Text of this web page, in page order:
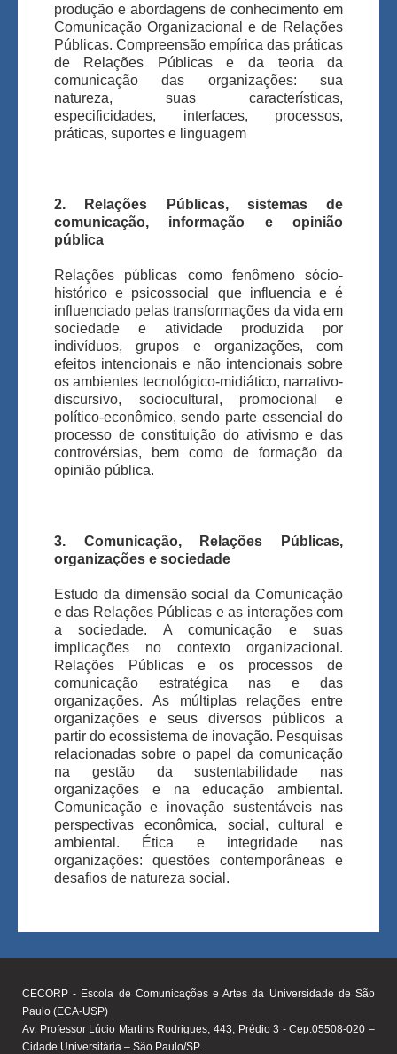
produção e abordagens de conhecimento em
Comunicação Organizacional e de Relações
Públicas. Compreensão empírica das práticas
de Relações Públicas e da teoria da
comunicação das organizações: sua
natureza, suas características,
especificidades, interfaces, processos,
práticas, suportes e linguagem
2. Relações Públicas, sistemas de
comunicação, informação e opinião
pública
Relações públicas como fenômeno sócio-
histórico e psicossocial que influencia e é
influenciado pelas transformações da vida em
sociedade e atividade produzida por
indivíduos, grupos e organizações, com
efeitos intencionais e não intencionais sobre
os ambientes tecnológico-midiático, narrativo-
discursivo, sociocultural, promocional e
político-econômico, sendo parte essencial do
processo de constituição do ativismo e das
controvérsias, bem como de formação da
opinião pública.
3. Comunicação, Relações Públicas,
organizações e sociedade
Estudo da dimensão social da Comunicação
e das Relações Públicas e as interações com
a sociedade. A comunicação e suas
implicações no contexto organizacional.
Relações Públicas e os processos de
comunicação estratégica nas e das
organizações. As múltiplas relações entre
organizações e seus diversos públicos a
partir do ecossistema de inovação. Pesquisas
relacionadas sobre o papel da comunicação
na gestão da sustentabilidade nas
organizações e na educação ambiental.
Comunicação e inovação sustentáveis nas
perspectivas econômica, social, cultural e
ambiental. Ética e integridade nas
organizações: questões contemporâneas e
desafios de natureza social.
CECORP - Escola de Comunicações e Artes da Universidade de São
Paulo (ECA-USP)
Av. Professor Lúcio Martins Rodrigues, 443, Prédio 3 - Cep:05508-020 –
Cidade Universitária – São Paulo/SP.